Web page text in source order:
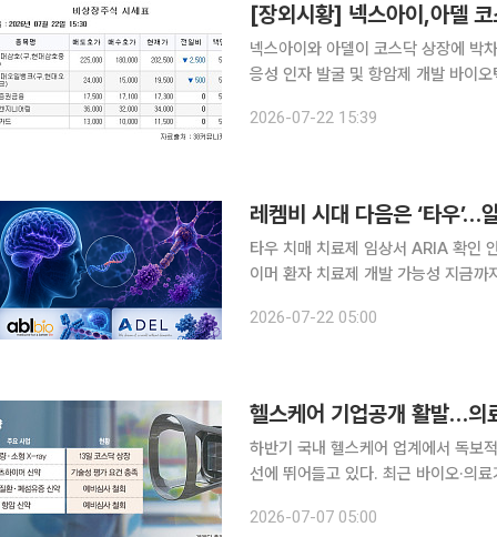
[장외시황] 넥스아이,아델
넥스아이와 아델이 코스닥 상장에 박차를 가하고 있다. 22일 금융투
응성 인자 발굴 및 항암제 개발 바이
상장을 위한 예비심사청구서를 제출
2026-07-22 15:39
레켐비 시대 다음은 ‘타우’…
타우 치매 치료제 임상서 ARIA 확인
이머 환자 치료제 개발 가능성 지금까지는 뇌 속 아밀로이드베타(Aβ)를 제거하는 치료제가 개발을
하면서 시장에 지각 변동이 예상된다.
2026-07-22 05:00
헬스케어 기업공개 활발…의
하반기 국내 헬스케어 업계에서 독보
선에 뛰어들고 있다. 최근 바이오·의
어 업계에 따르면 의료용 엑스레이
2026-07-07 05:00